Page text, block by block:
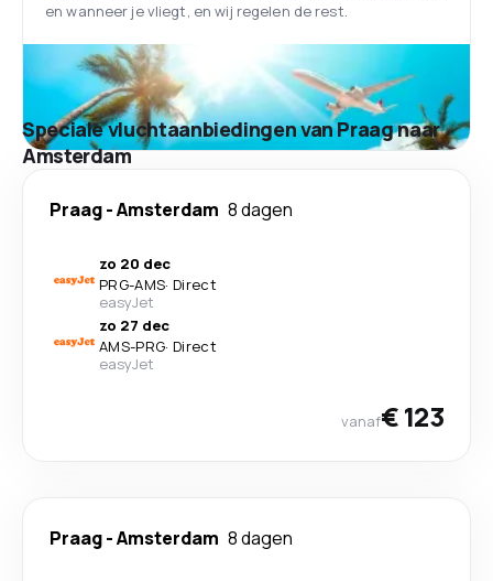
en wanneer je vliegt, en wij regelen de rest.
Speciale vluchtaanbiedingen van Praag naar
Amsterdam
Praag-Amsterdam 8 dagen
zo 20 dec
PRG-AMS· Direct
easyJet
zo 27 dec
AMS-PRG· Direct
easyJet
vanaf€ 123
Praag-Amsterdam 8 dagen